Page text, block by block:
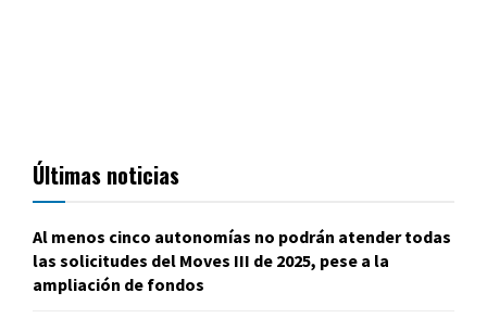
Últimas noticias
Al menos cinco autonomías no podrán atender todas
las solicitudes del Moves III de 2025, pese a la
ampliación de fondos